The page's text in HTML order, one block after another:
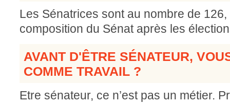
Les Sénatrices sont au nombre de
composition du Sénat après les
AVANT D'ÊTRE SÉNATEUR,
COMME TRAVAIL ?
Etre sénateur, ce n’est pas un métier.